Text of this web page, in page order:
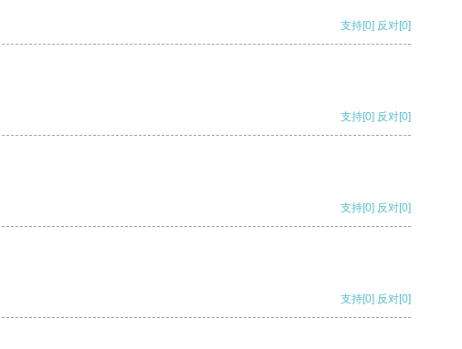
支持[0] 反对[0]
支持[0] 反对[0]
支持[0] 反对[0]
支持[0] 反对[0]